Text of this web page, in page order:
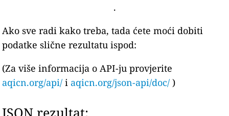
.
Ako sve radi kako treba, tada ćete moći dobiti
podatke slične rezultatu ispod:
(Za više informacija o API-ju provjerite
aqicn.org/api/ i aqicn.org/json-api/doc/ )
JSON rezultat: